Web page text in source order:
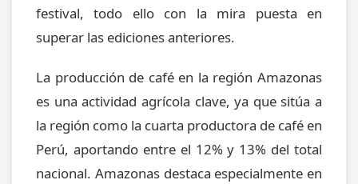
festival, todo ello con la mira puesta en
superar las ediciones anteriores.
La producción de café en la región Amazonas
es una actividad agrícola clave, ya que sitúa a
la región como la cuarta productora de café en
Perú, aportando entre el 12% y 13% del total
nacional. Amazonas destaca especialmente en